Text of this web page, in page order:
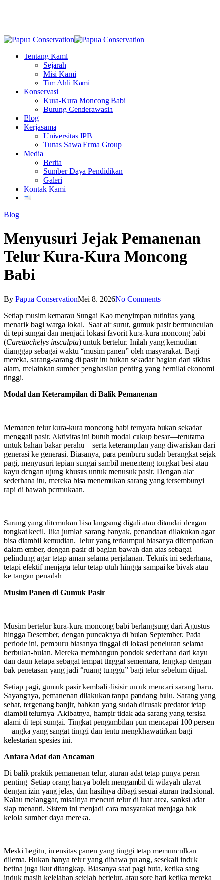
content
Menu
Tentang Kami
Sejarah
Misi Kami
Tim Ahli Kami
Konservasi
Kura-Kura Moncong Babi
Burung Cenderawasih
Blog
Kerjasama
Universitas IPB
Tunas Sawa Erma Group
Media
Berita
Sumber Daya Pendidikan
Galeri
Kontak Kami
Blog
Menyusuri Jejak Pemanenan
Telur Kura-Kura Moncong
Babi
By Papua ConservationMei 8, 2026No Comments
Setiap musim kemarau Sungai Kao menyimpan rutinitas yang
menarik bagi warga lokal. Saat air surut, gumuk pasir bermunculan
di tepi sungai dan menjadi lokasi favorit kura-kura moncong babi
(Carettochelys insculpta) untuk bertelur. Inilah yang kemudian
dianggap sebagai waktu “musim panen” oleh masyarakat. Bagi
mereka, sarang-sarang di pasir itu bukan sekadar bagian dari siklus
alam, melainkan sumber penghasilan penting yang bernilai ekonomi
tinggi.
Modal dan Keterampilan di Balik Pemanenan
Memanen telur kura-kura moncong babi ternyata bukan sekadar
menggali pasir. Aktivitas ini butuh modal cukup besar—terutama
untuk bahan bakar perahu—serta keterampilan yang diwariskan dari
generasi ke generasi. Biasanya, para pemburu sudah berangkat sejak
pagi, menyusuri tepian sungai sambil menenteng tongkat besi atau
kayu dengan ujung khusus untuk menusuk pasir. Dengan alat
sederhana itu, mereka bisa menemukan sarang yang tersembunyi
rapi di bawah permukaan.
Sarang yang ditemukan bisa langsung digali atau ditandai dengan
tongkat kecil. Jika jumlah sarang banyak, penandaan dilakukan agar
bisa diambil kemudian. Telur yang terkumpul biasanya ditempatkan
dalam ember, dengan pasir di bagian bawah dan atas sebagai
pelindung agar tetap aman selama perjalanan. Teknik ini sederhana,
tetapi efektif menjaga telur tetap utuh hingga sampai ke bivak atau
ke tangan penadah.
Musim Panen di Gumuk Pasir
Musim bertelur kura-kura moncong babi berlangsung dari Agustus
hingga Desember, dengan puncaknya di bulan September. Pada
periode ini, pemburu biasanya tinggal di lokasi peneluran selama
berbulan-bulan. Mereka membangun pondok sederhana dari kayu
dan daun kelapa sebagai tempat tinggal sementara, lengkap dengan
bak penetasan yang jadi “ruang tunggu” bagi telur sebelum dijual.
Setiap pagi, gumuk pasir kembali disisir untuk mencari sarang baru.
Sayangnya, pemanenan dilakukan tanpa pandang bulu. Sarang yang
sehat, tergenang banjir, bahkan yang sudah dirusak predator tetap
diambil telurnya. Akibatnya, hampir tidak ada sarang yang tersisa
alami di tepi sungai. Tingkat pengambilan pun mencapai 100 persen
—angka yang sangat tinggi dan tentu mengkhawatirkan bagi
kelestarian spesies ini.
Antara Adat dan Ancaman
Di balik praktik pemanenan telur, aturan adat tetap punya peran
penting. Setiap orang hanya boleh mengambil di wilayah ulayat
dengan izin yang jelas, dan hasilnya dibagi sesuai aturan tradisional.
Kalau melanggar, misalnya mencuri telur di luar area, sanksi adat
siap menanti. Sistem ini menjadi cara masyarakat menjaga hak
kelola sumber daya mereka.
Meski begitu, intensitas panen yang tinggi tetap memunculkan
dilema. Bukan hanya telur yang dibawa pulang, sesekali induk
betina juga ikut ditangkap. Biasanya saat pagi buta, ketika sang
induk masih kelelahan setelah bertelur, atau sore hari ketika mereka